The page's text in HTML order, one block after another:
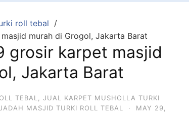
roll tebal
murah di Grogol, Jakarta Barat
grosir karpet masjid
Jakarta Barat
TEBAL
JUAL KARPET MUSHOLLA TURKI
MASJID TURKI ROLL TEBAL ·
MAY 29,